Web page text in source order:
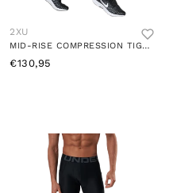
2XU
MID-RISE COMPRESSION TIGHTS BLACK/GREY
€130,95